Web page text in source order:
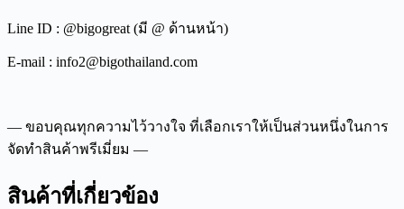
Line ID : @bigogreat (มี @ ด้านหน้า)
E-mail : info2@bigothailand.com
— ขอบคุณทุกความไว้วางใจ ที่เลือกเราให้เป็นส่วนหนึ่งในการ
จัดทำสินค้าพรีเมี่ยม —
สินค้าที่เกี่ยวข้อง